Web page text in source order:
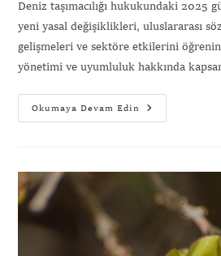
Deniz taşımacılığı hukukundaki 2025
yeni yasal değişiklikleri, uluslararası
gelişmeleri ve sektöre etkilerini
yönetimi ve uyumluluk hakkında
Okumaya Devam Edin